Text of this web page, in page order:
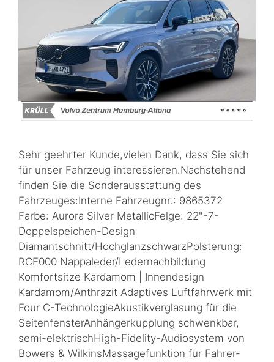
Sehr geehrter Kunde,vielen Dank, dass Sie sich
für unser Fahrzeug interessieren.Nachstehend
finden Sie die Sonderausstattung des
Fahrzeuges:Interne Fahrzeugnr.: 9865372
Farbe: Aurora Silver MetallicFelge: 22"-7-
Doppelspeichen-Design
Diamantschnitt/HochglanzschwarzPolsterung:
RCE000 Nappaleder/Ledernachbildung
Komfortsitze Kardamom | Innendesign
Kardamom/Anthrazit Adaptives Luftfahrwerk mit
Four C-TechnologieAkustikverglasung für die
SeitenfensterAnhängerkupplung schwenkbar,
semi-elektrischHigh-Fidelity-Audiosystem von
Bowers & WilkinsMassagefunktion für Fahrer-